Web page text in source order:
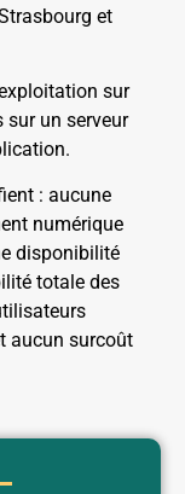
et
sur
sur un serveur
: aucune
numérique
disponibilité
totale des
aucun surcoût